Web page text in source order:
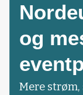
og
Mere